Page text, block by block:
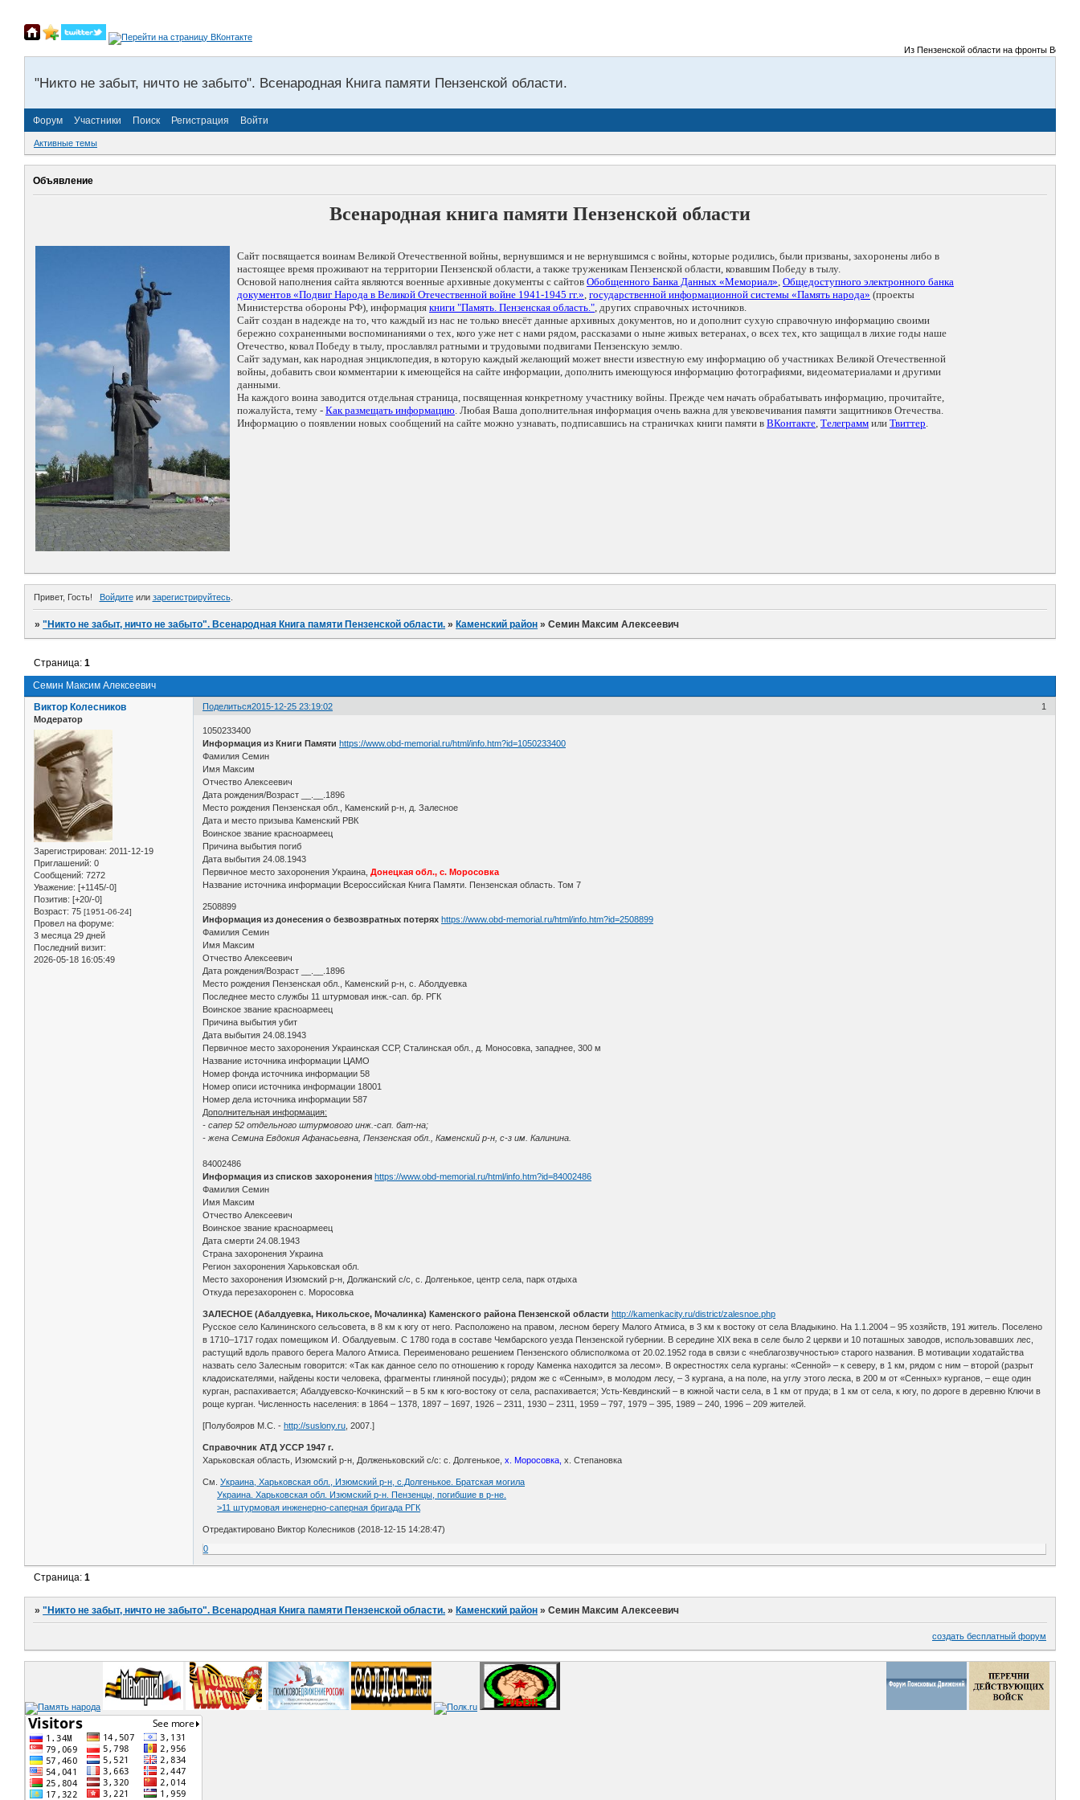
Из Пензенской области на фронты
"Никто не забыт, ничто не забыто". Всенародная Книга памяти Пензенской области.
Форум Участники Поиск Регистрация Войти
Активные темы
Объявление
Всенародная книга памяти Пензенской области
Сайт посвящается воинам Великой Отечественной войны, вернувшимся и не вернувшимся с войны, которые родились, были призваны, захоронены либо в
настоящее время проживают на территории Пензенской области, а также труженикам Пензенской области, ковавшим Победу в тылу.
Основой наполнения сайта являются военные архивные документы с сайтов Обобщенного Банка Данных «Мемориал», Общедоступного электронного банка
документов «Подвиг Народа в Великой Отечественной войне 1941-1945 гг.», государственной информационной системы «Память народа» (проекты
Министерства обороны РФ), информация книги "Память. Пензенская область.", других справочных источников.
Сайт создан в надежде на то, что каждый из нас не только внесёт данные архивных документов, но и дополнит сухую справочную информацию своими
бережно сохраненными воспоминаниями о тех, кого уже нет с нами рядом, рассказами о ныне живых ветеранах, о всех тех, кто защищал в лихие годы наше
Отечество, ковал Победу в тылу, прославлял ратными и трудовыми подвигами Пензенскую землю.
Сайт задуман, как народная энциклопедия, в которую каждый желающий может внести известную ему информацию об участниках Великой Отечественной
войны, добавить свои комментарии к имеющейся на сайте информации, дополнить имеющуюся информацию фотографиями, видеоматериалами и другими
данными.
На каждого воина заводится отдельная страница, посвященная конкретному участнику войны. Прежде чем начать обрабатывать информацию, прочитайте,
пожалуйста, тему - Как размещать информацию. Любая Ваша дополнительная информация очень важна для увековечивания памяти защитников Отечества.
Информацию о появлении новых сообщений на сайте можно узнавать, подписавшись на страничках книги памяти в ВКонтакте, Телеграмм или Твиттер.
Привет, Гость! Войдитеили зарегистрируйтесь.
»"Никто не забыт, ничто не забыто". Всенародная Книга памяти Пензенской области. » Каменский район »Семин Максим Алексеевич
Семин Максим Алексеевич
Страница:1
Поделиться 1
2015-12-25 23:19:02
Виктор Колесников
Модератор
Зарегистрирован: 2011-12-19
Приглашений: 0
Сообщений: 7272
Уважение: [+1145/-0]
Позитив: [+20/-0]
Возраст: 75 [1951-06-24]
Провел на форуме:
3 месяца 29 дней
Последний визит:
2026-05-18 16:05:49
1050233400
Информация из Книги Памяти https://www.obd-memorial.ru/html/info.htm?id=1050233400
Фамилия Семин
Имя Максим
Отчество Алексеевич
Дата рождения/Возраст __.__.1896
Место рождения Пензенская обл., Каменский р-н, д. Залесное
Дата и место призыва Каменский РВК
Воинское звание красноармеец
Причина выбытия погиб
Дата выбытия 24.08.1943
Первичное место захоронения Украина, Донецкая обл., с. Моросовка
Название источника информации Всероссийская Книга Памяти. Пензенская область. Том 7
2508899
Информация из донесения о безвозвратных потерях https://www.obd-memorial.ru/html/info.htm?id=2508899
Фамилия Семин
Имя Максим
Отчество Алексеевич
Дата рождения/Возраст __.__.1896
Место рождения Пензенская обл., Каменский р-н, с. Аболдуевка
Последнее место службы 11 штурмовая инж.-сап. бр. РГК
Воинское звание красноармеец
Причина выбытия убит
Дата выбытия 24.08.1943
Первичное место захоронения Украинская ССР, Сталинская обл., д. Моносовка, западнее, 300 м
Название источника информации ЦАМО
Номер фонда источника информации 58
Номер описи источника информации 18001
Номер дела источника информации 587
Дополнительная информация:
- сапер 52 отдельного штурмового инж.-сап. бат-на;
- жена Семина Евдокия Афанасьевна, Пензенская обл., Каменский р-н, с-з им. Калинина.
84002486
Информация из списков захоронения https://www.obd-memorial.ru/html/info.htm?id=84002486
Фамилия Семин
Имя Максим
Отчество Алексеевич
Воинское звание красноармеец
Дата смерти 24.08.1943
Страна захоронения Украина
Регион захоронения Харьковская обл.
Место захоронения Изюмский р-н, Должанский с/с, с. Долгенькое, центр села, парк отдыха
Откуда перезахоронен с. Моросовка
ЗАЛЕСНОЕ (Абалдуевка, Никольское, Мочалинка) Каменского района Пензенской области http://kamenkacity.ru/district/zalesnoe.php
Русское село Калининского сельсовета, в 8 км к югу от него. Расположено на правом, лесном берегу Малого Атмиса, в 3 км к востоку от села Владыкино. На 1.1.2004 – 95 хозяйств, 191 житель. Поселено
в 1710–1717 годах помещиком И. Обалдуевым. С 1780 года в составе Чембарского уезда Пензенской губернии. В середине XIX века в селе было 2 церкви и 10 поташных заводов, использовавших лес,
растущий вдоль правого берега Малого Атмиса. Переименовано решением Пензенского облисполкома от 20.02.1952 года в связи с «неблагозвучностью» старого названия. В мотивации ходатайства
назвать село Залесным говорится: «Так как данное село по отношению к городу Каменка находится за лесом». В окрестностях села курганы: «Сенной» – к северу, в 1 км, рядом с ним – второй (разрыт
кладоискателями, найдены кости человека, фрагменты глиняной посуды); рядом же с «Сенным», в молодом лесу, – 3 кургана, а на поле, на углу этого леска, в 200 м от «Сенных» курганов, – еще один
курган, распахивается; Абалдуевско-Кочкинский – в 5 км к юго-востоку от села, распахивается; Усть-Кевдинский – в южной части села, в 1 км от пруда; в 1 км от села, к югу, по дороге в деревню Ключи в
роще курган. Численность населения: в 1864 – 1378, 1897 – 1697, 1926 – 2311, 1930 – 2311, 1959 – 797, 1979 – 395, 1989 – 240, 1996 – 209 жителей.
[Полубояров М.С. -http://suslony.ru , 2007.]
Справочник АТД УССР 1947 г.
Харьковская область, Изюмский р-н, Долженьковский с/с: с. Долгенькое,х. Моросовка, х. Степановка
См.Украина, Харьковская обл., Изюмский р-н, с.Долгенькое. Братская могила
Украина. Харьковская обл. Изюмский р-н. Пензенцы, погибшие в р-не.
>11 штурмовая инженерно-саперная бригада РГК
Отредактировано Виктор Колесников (2018-12-15 14:28:47)
0
Страница:1
»"Никто не забыт, ничто не забыто". Всенародная Книга памяти Пензенской области. » Каменский район »Семин Максим Алексеевич
создать бесплатный форум